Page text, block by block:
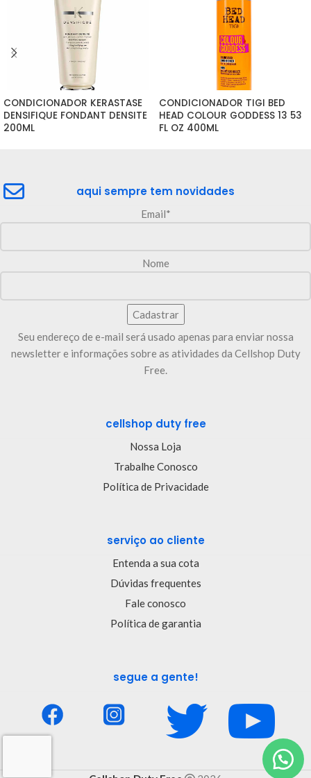
CONDICIONADOR KERASTASE
DENSIFIQUE FONDANT DENSITE
200ML
CONDICIONADOR TIGI BED
HEAD COLOUR GODDESS 13 53
FL OZ 400ML
aqui sempre tem novidades
Email*
Nome
Seu endereço de e-mail será usado apenas para enviar nossa
newsletter e informações sobre as atividades da Cellshop Duty
Free.
cellshop duty free
Nossa Loja
Trabalhe Conosco
Política de Privacidade
serviço ao cliente
Entenda a sua cota
Dúvidas frequentes
Fale conosco
Política de garantia
segue a gente!